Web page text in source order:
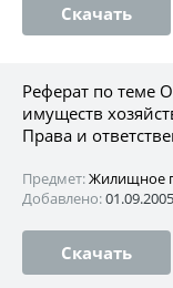
Скачать
Реферат по теме
имуществ
Права и
Предмет:Жилищное
Добавлено:01.09.2005
Скачать